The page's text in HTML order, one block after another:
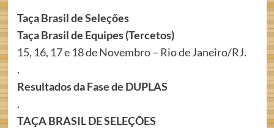
Taça Brasil de Seleções
Taça Brasil de Equipes (Tercetos)
15, 16, 17 e 18 de Novembro – Rio de Janeiro/RJ.
.
Resultados da Fase de DUPLAS
.
TAÇA BRASIL DE SELEÇÕES